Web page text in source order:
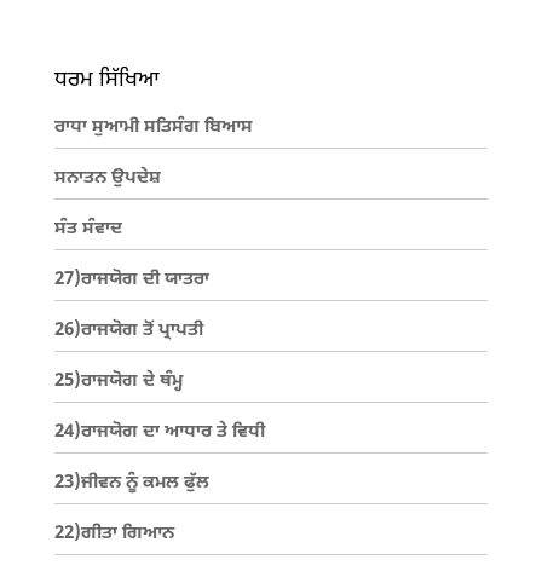
ਧਰਮ ਸਿੱਖਿਆ
ਰਾਧਾ ਸੁਆਮੀ ਸਤਿਸੰਗ ਬਿਆਸ
ਸਨਾਤਨ ਉਪਦੇਸ਼
ਸੰਤ ਸੰਵਾਦ
27)ਰਾਜਯੋਗ ਦੀ ਯਾਤਰਾ
26)ਰਾਜਯੋਗ ਤੋਂ ਪ੍ਰਾਪਤੀ
25)ਰਾਜਯੋਗ ਦੇ ਥੰਮ੍ਹ
24)ਰਾਜਯੋਗ ਦਾ ਆਧਾਰ ਤੇ ਵਿਧੀ
23)ਜੀਵਨ ਨੂੰ ਕਮਲ ਫੁੱਲ
22)ਗੀਤਾ ਗਿਆਨ